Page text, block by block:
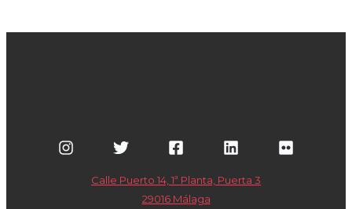
Calle Puerto 14, 1ª Planta, Puerta 3
29016 Málaga